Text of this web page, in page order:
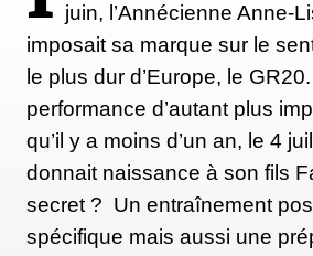
juin, l’Annécienne Anne-
imposait sa marque sur le
le plus dur d’Europe, le
performance d’autant plus
qu’il y a moins d’un an, le 4
donnait naissance à son fils
secret ? Un entraînement
spécifique mais aussi une